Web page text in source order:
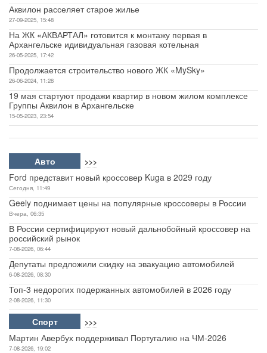
Аквилон расселяет старое жилье
27-09-2025, 15:48
На ЖК «АКВАРТАЛ» готовится к монтажу первая в
Архангельске идивидуальная газовая котельная
26-05-2025, 17:42
Продолжается строительство нового ЖК «MySky»
26-06-2024, 11:28
19 мая стартуют продажи квартир в новом жилом комплексе
Группы Аквилон в Архангельске
15-05-2023, 23:54
Авто >>>
Ford представит новый кроссовер Kuga в 2029 году
Сегодня, 11:49
Geely поднимает цены на популярные кроссоверы в России
Вчера, 06:35
В России сертифицируют новый дальнобойный кроссовер на
российский рынок
7-08-2026, 06:44
Депутаты предложили скидку на эвакуацию автомобилей
6-08-2026, 08:30
Топ-3 недорогих подержанных автомобилей в 2026 году
2-08-2026, 11:30
Спорт >>>
Мартин Авербух поддерживал Португалию на ЧМ-2026
7-08-2026, 19:02